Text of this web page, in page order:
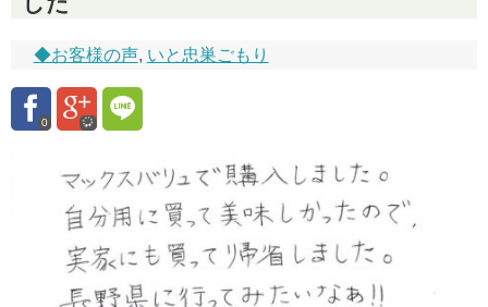
◆お客様の声, いと忠巣ごもり
0